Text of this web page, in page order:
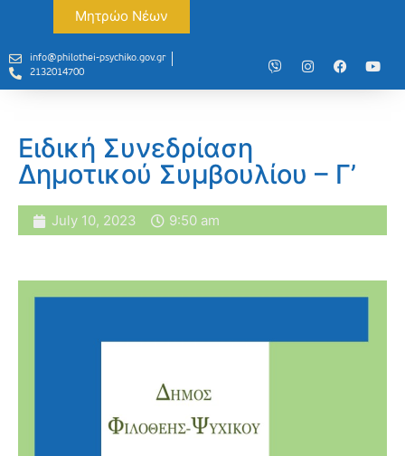
Μητρώο Νέων
info@philothei-psychiko.gov.gr
2132014700
Ειδική Συνεδρίαση
Δημοτικού Συμβουλίου – Γ’
July 10, 2023 9:50 am